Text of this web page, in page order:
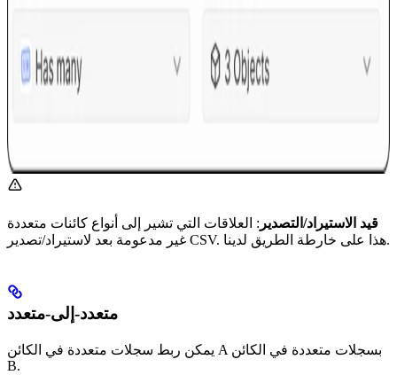
قيد الاستيراد/التصدير : العلاقات التي تشير إلى أنواع كائنات متعددة
غير مدعومة بعد لاستيراد/تصدير CSV. هذا على خارطة الطريق لدينا.
متعدد-إلى-متعدد
يمكن ربط سجلات متعددة في الكائن A بسجلات متعددة في الكائن
B.